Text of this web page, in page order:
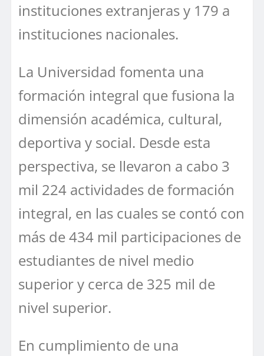
instituciones extranjeras y 179 a
instituciones nacionales.
La Universidad fomenta una
formación integral que fusiona la
dimensión académica, cultural,
deportiva y social. Desde esta
perspectiva, se llevaron a cabo 3
mil 224 actividades de formación
integral, en las cuales se contó con
más de 434 mil participaciones de
estudiantes de nivel medio
superior y cerca de 325 mil de
nivel superior.
En cumplimiento de una